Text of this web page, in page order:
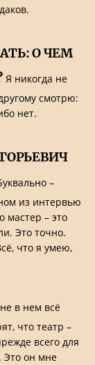
О ЧЕМ
Я никогда не
смотрю:
нет.
–
из интервью
мастер – это
Это точно.
что я умею,
в нем всё
что театр –
всего для
Это он мне